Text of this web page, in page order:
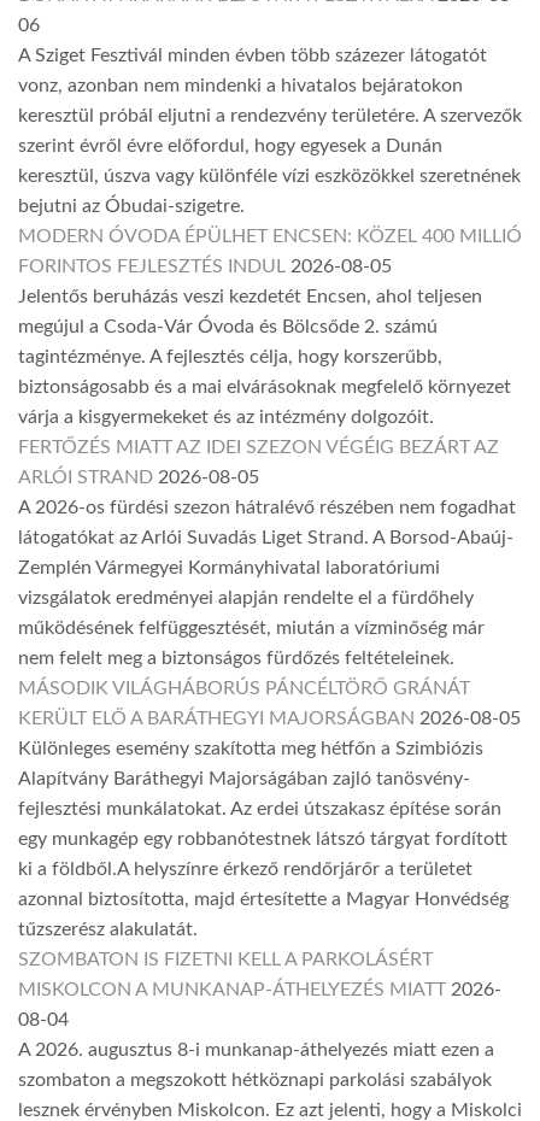
06
A Sziget Fesztivál minden évben több százezer látogatót
vonz, azonban nem mindenki a hivatalos bejáratokon
keresztül próbál eljutni a rendezvény területére. A szervezők
szerint évről évre előfordul, hogy egyesek a Dunán
keresztül, úszva vagy különféle vízi eszközökkel szeretnének
bejutni az Óbudai-szigetre.
MODERN ÓVODA ÉPÜLHET ENCSEN: KÖZEL 400 MILLIÓ
FORINTOS FEJLESZTÉS INDUL 2026-08-05
Jelentős beruházás veszi kezdetét Encsen, ahol teljesen
megújul a Csoda-Vár Óvoda és Bölcsőde 2. számú
tagintézménye. A fejlesztés célja, hogy korszerűbb,
biztonságosabb és a mai elvárásoknak megfelelő környezet
várja a kisgyermekeket és az intézmény dolgozóit.
FERTŐZÉS MIATT AZ IDEI SZEZON VÉGÉIG BEZÁRT AZ
ARLÓI STRAND 2026-08-05
A 2026-os fürdési szezon hátralévő részében nem fogadhat
látogatókat az Arlói Suvadás Liget Strand. A Borsod-Abaúj-
Zemplén Vármegyei Kormányhivatal laboratóriumi
vizsgálatok eredményei alapján rendelte el a fürdőhely
működésének felfüggesztését, miután a vízminőség már
nem felelt meg a biztonságos fürdőzés feltételeinek.
MÁSODIK VILÁGHÁBORÚS PÁNCÉLTÖRŐ GRÁNÁT
KERÜLT ELŐ A BARÁTHEGYI MAJORSÁGBAN 2026-08-05
Különleges esemény szakította meg hétfőn a Szimbiózis
Alapítvány Baráthegyi Majorságában zajló tanösvény-
fejlesztési munkálatokat. Az erdei útszakasz építése során
egy munkagép egy robbanótestnek látszó tárgyat fordított
ki a földből.A helyszínre érkező rendőrjárőr a területet
azonnal biztosította, majd értesítette a Magyar Honvédség
tűzszerész alakulatát.
SZOMBATON IS FIZETNI KELL A PARKOLÁSÉRT
MISKOLCON A MUNKANAP-ÁTHELYEZÉS MIATT 2026-
08-04
A 2026. augusztus 8-i munkanap-áthelyezés miatt ezen a
szombaton a megszokott hétköznapi parkolási szabályok
lesznek érvényben Miskolcon. Ez azt jelenti, hogy a Miskolci